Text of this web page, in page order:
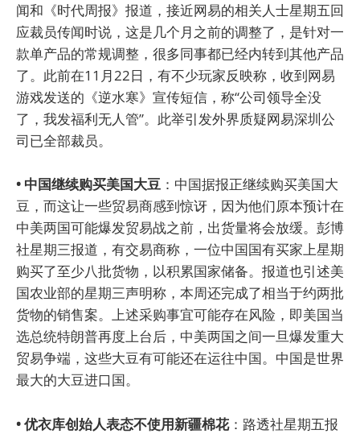
闻和《时代周报》报道，接近网易的相关人士星期五回
应裁员传闻时说，这是几个月之前的调整了，是针对一
款单产品的常规调整，很多同事都已经内转到其他产品
了。此前在11月22日，有不少玩家反映称，收到网易
游戏发送的《逆水寒》宣传短信，称“公司领导全没
了，我发福利无人管”。此举引发外界质疑网易深圳公
司已全部裁员。
• 中国继续购买美国大豆 ：中国据报正继续购买美国大
豆，而这让一些贸易商感到惊讶，因为他们原本预计在
中美两国可能爆发贸易战之前，出货量将会放缓。彭博
社星期三报道，有交易商称，一位中国国有买家上星期
购买了至少八批货物，以积累国家储备。报道也引述美
国农业部的星期三声明称，本周还完成了相当于约两批
货物的销售案。上述采购事宜可能存在风险，即美国当
选总统特朗普再度上台后，中美两国之间一旦爆发重大
贸易争端，这些大豆有可能还在运往中国。中国是世界
最大的大豆进口国。
• 优衣库创始人表态不使用新疆棉花：路透社星期五报